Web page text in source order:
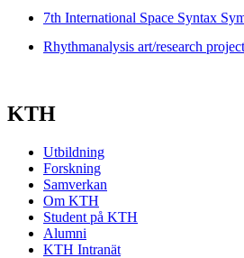
7th International Space Syntax
Rhythmanalysis art/research project
KTH
Utbildning
Forskning
Samverkan
Om KTH
Student på KTH
Alumni
KTH Intranät